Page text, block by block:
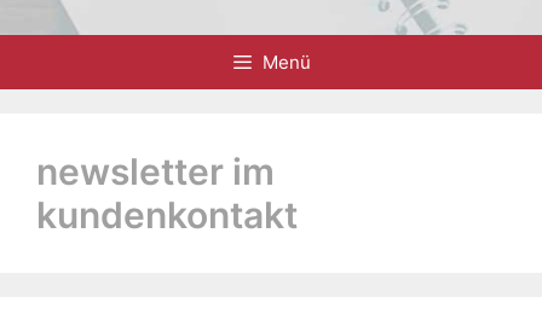
Menü
newsletter im
kundenkontakt